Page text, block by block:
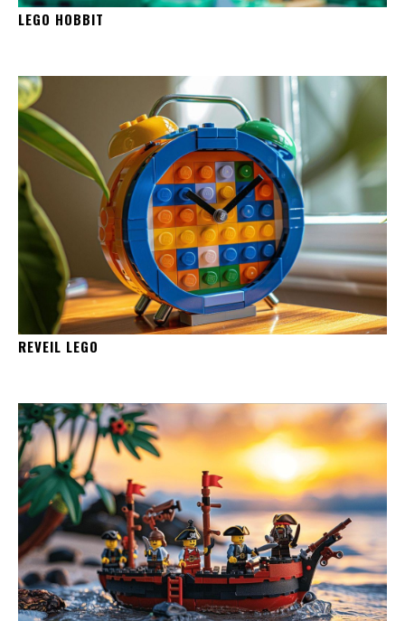
LEGO HOBBIT
REVEIL LEGO